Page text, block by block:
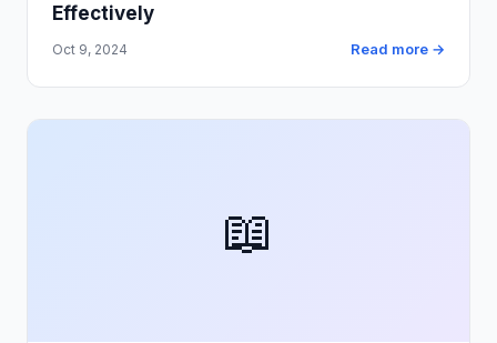
Effectively
Oct 9, 2024 Read more →
📖